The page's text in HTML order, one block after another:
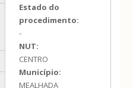
Estado do
procedimento:
-
NUT:
CENTRO
Município:
MEALHADA